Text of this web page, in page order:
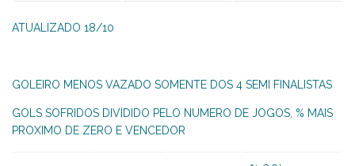
ATUALIZADO 18/10
GOLEIRO MENOS VAZADO SOMENTE DOS 4 SEMI FINALISTAS
GOLS SOFRIDOS DIVIDIDO PELO NUMERO DE JOGOS, % MAIS
PROXIMO DE ZERO E VENCEDOR